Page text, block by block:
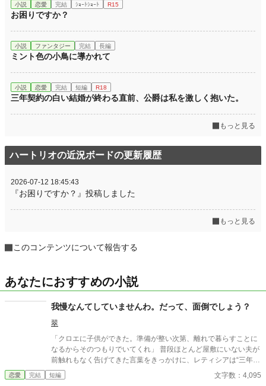
小説 恋愛 完結 ｼｮｰﾄｼｮｰﾄ R15
お困りですか？
小説 ファンタジー 完結 長編
ミント色の小鳥に導かれて
小説 恋愛 完結 短編 R18
三年契約の白い結婚が終わる直前、公爵は私を激しく抱いた。
もっと見る
ハートリオの近況ボードの更新履歴
2026-07-12 18:45:43
『お困りですか？』投稿しました
もっと見る
このコンテンツについて報告する
あなたにおすすめの小説
我慢なんてしていませんわ。だって、面倒でしょう？
翠
「クロエに子供ができた。準備が整い次第、離れで暮らすことに
なるからそのつもりでいてくれ」 普段ほとんど屋敷にいない夫が
前触れもなく告げてきた言葉をきっかけに、レティシアは“三年
間”の契約を終わらせることにした。 赤の他人を屋敷に迎えるこ
とはしない。 不要なものに感情を砕く理由などない。 「だって、
恋愛 完結 短編 文字数：4,095